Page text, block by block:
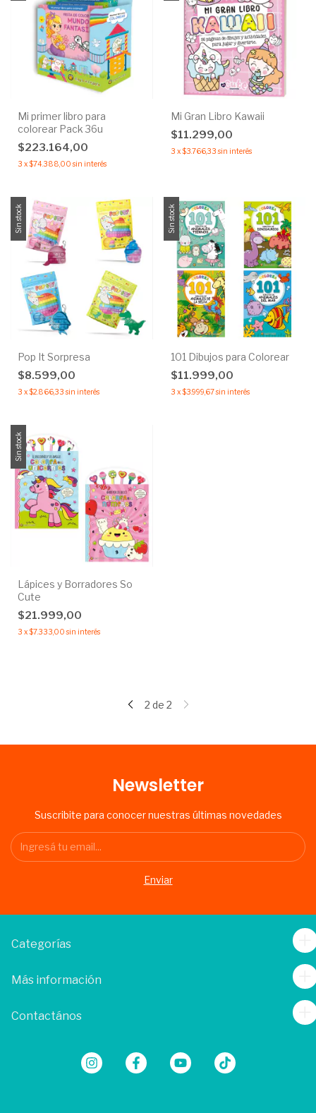
Mi primer libro para
colorear Pack 36u
$223.164,00
3 x$74.388,00 sin interés
Mi Gran Libro Kawaii
$11.299,00
3 x$3.766,33 sin interés
Sin stock
Pop It Sorpresa
$8.599,00
3 x$2.866,33 sin interés
Sin stock
101 Dibujos para Colorear
$11.999,00
3 x$3.999,67sin interés
Sin stock
Lápices y Borradores So
Cute
$21.999,00
3 x$7.333,00 sin interés
2 de 2
Newsletter
Suscribite para conocer nuestras últimas novedades
Categorías
Más información
Contactános